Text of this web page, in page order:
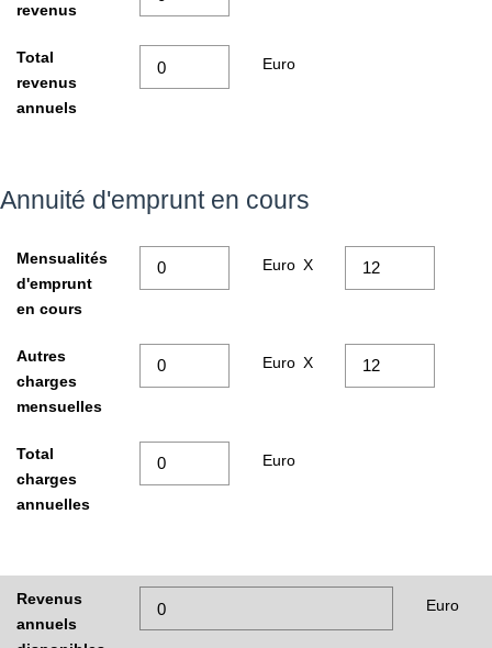
revenus
Total
revenus
annuels
Euro
Annuité d'emprunt en cours
Mensualités
d'emprunt
en cours
Euro X
Autres
charges
mensuelles
Euro X
Total
charges
annuelles
Euro
Revenus
annuels
Euro